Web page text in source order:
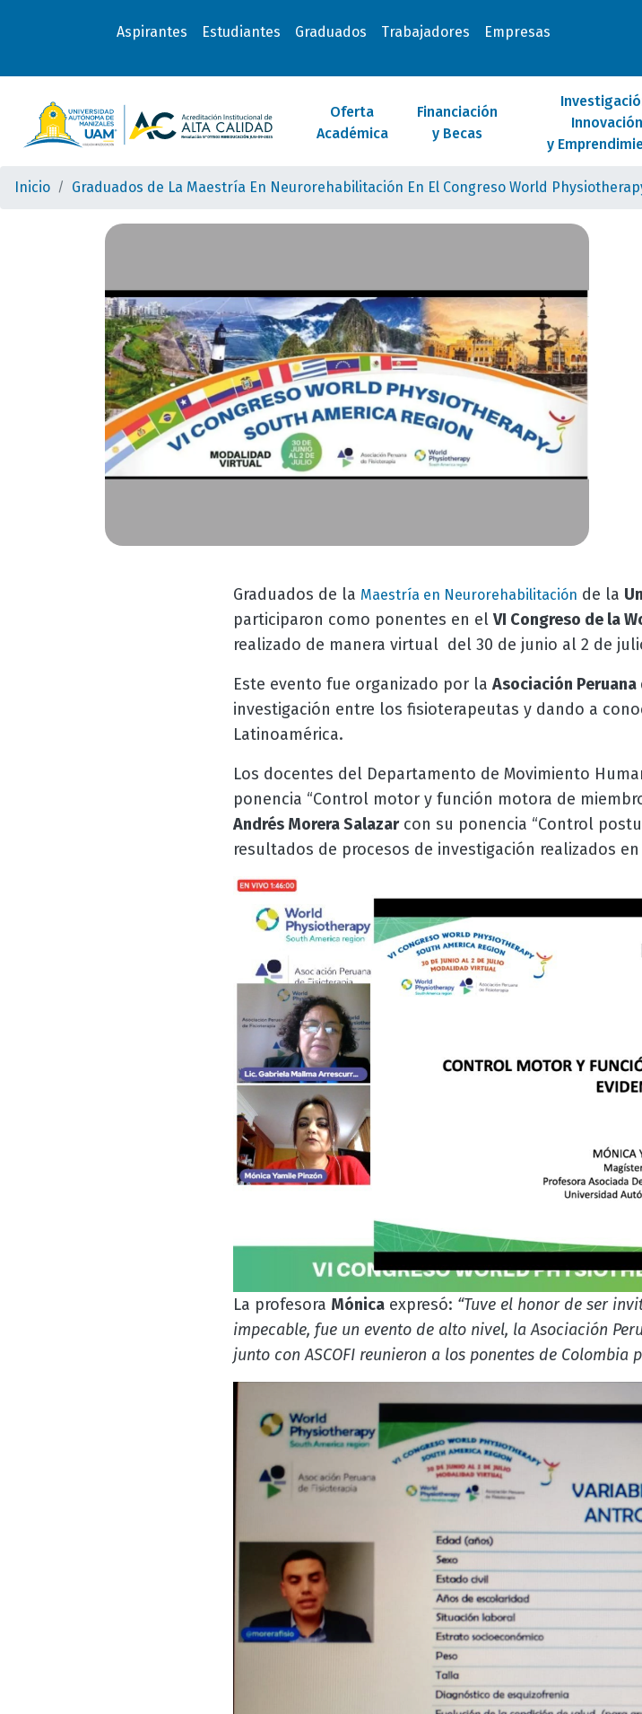
Aspirantes Estudiantes Graduados Trabajadores Empresas
Oferta
Académica
Financiación
y Becas
Innovación
y
Inicio Graduados de La Maestría En Neurorehabilitación En El Congreso World
Graduados de la Maestría en Neurorehabilitación de la
participaron como ponentes en el VI Congreso de la
realizado de manera virtual del 30 de junio al 2 de
Este evento fue organizado por la Asociación Peruana
investigación entre los fisioterapeutas y dando a
Latinoamérica.
Los docentes del Departamento de Movimiento
ponencia “Control motor y función motora de
Andrés Morera Salazarcon su ponencia “Control
resultados de procesos de investigación realizados
La profesora Mónicaexpresó: “Tuve el honor de ser
impecable, fue un evento de alto nivel, la Asociación
junto con ASCOFI reunieron a los ponentes de